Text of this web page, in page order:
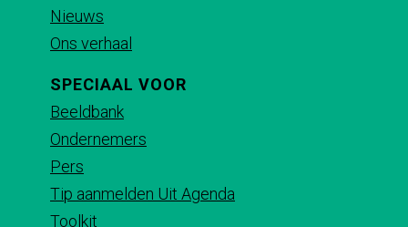
m
a
l
t
A
p
p
Nieuws
Ons verhaal
SPECIAAL VOOR
Beeldbank
Ondernemers
Pers
Tip aanmelden Uit Agenda
Toolkit